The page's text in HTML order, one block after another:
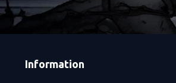
Information